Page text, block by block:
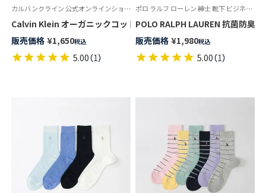
カルバンクライン 公式オンラインショップ 紳士 靴下 男性
Calvin Klein オーガニックコットン混 ワッフルストライプ クルー
販売価格 ¥1,650税込
5.00（1）
ポロ ラルフ ローレン 紳士 靴下 ビジネス 26SS
POLO RALPH LAUREN 抗菌防臭
販売価格 ¥1,980税込
5.00（1）